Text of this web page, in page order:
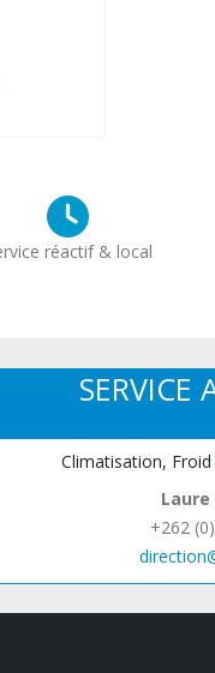
réactif & local
SERVICE
Climatisation,
+262